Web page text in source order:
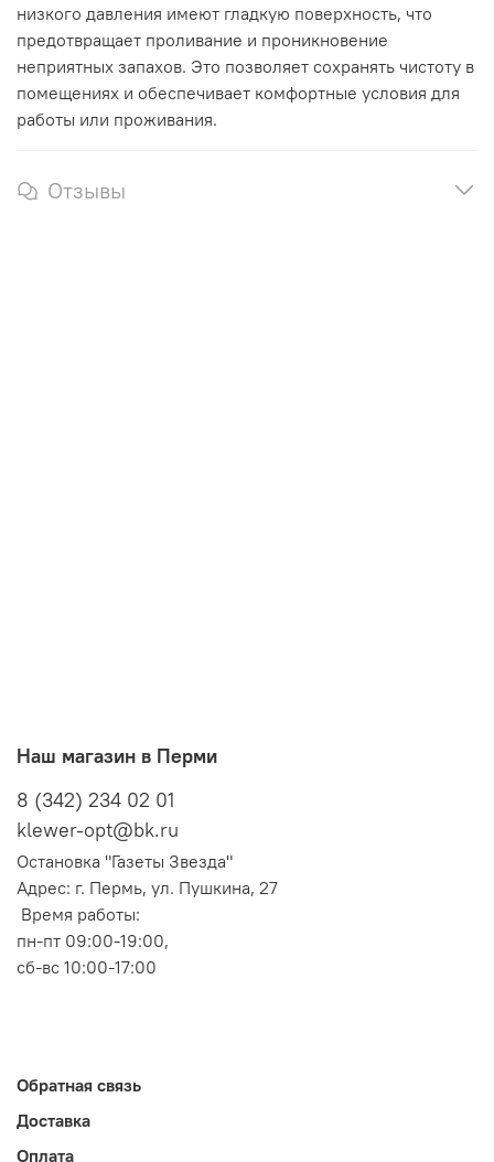
низкого давления имеют гладкую поверхность, что
предотвращает проливание и проникновение
неприятных запахов. Это позволяет сохранять чистоту в
помещениях и обеспечивает комфортные условия для
работы или проживания.
Отзывы
Наш магазин в Перми
8 (342) 234 02 01
klewer-opt@bk.ru
Остановка "Газеты Звезда"
Адрес: г. Пермь, ул. Пушкина, 27
Время работы:
пн-пт 09:00-19:00,
сб-вс 10:00-17:00
Обратная связь
Доставка
Оплата